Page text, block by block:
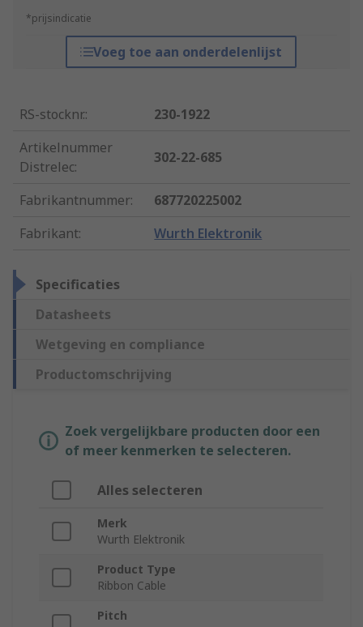
*prijsindicatie
Voeg toe aan onderdelenlijst
RS-stocknr.:
230-1922
Artikelnummer
Distrelec:
302-22-685
Fabrikantnummer:
687720225002
Fabrikant: Wurth Elektronik
Specificaties
Datasheets
Wetgeving en compliance
Productomschrijving
Zoek vergelijkbare producten door een
of meer kenmerken te selecteren.
Alles selecteren
Merk
Wurth Elektronik
Product Type
Ribbon Cable
Pitch